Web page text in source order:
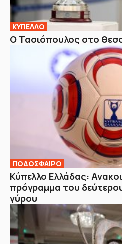
ΚΥΠΕΛΛΟ
Ο Τασιόπουλος στο
ΠΟΔΟΣΦΑΙΡΟ
Κύπελλο Ελλάδας:
πρόγραμμα του
γύρου